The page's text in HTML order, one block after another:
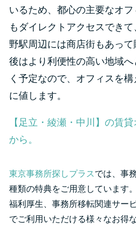
いるため、都心の主要なオ
もダイレクトアクセスでき
野駅周辺には商店街もあっ
後はより利便性の高い地域
く予定なので、オフィスを
に値します。
【足立・綾瀬・中川】の賃
から。
東京事務所探しプラスでは、事
種類の特典をご用意しています。
福利厚生、事務所移転関連サー
でご利用いただける様々なお得